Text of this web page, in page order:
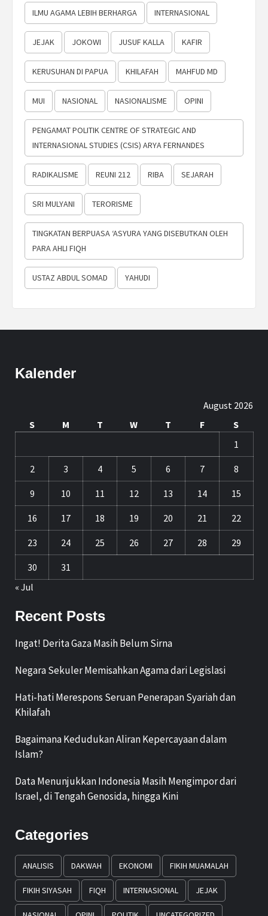
ILMU AGAMA LEBIH BERHARGA INTERNASIONAL
JEJAK JOKOWI JUSUF KALLA KAFIR
KERUSUHAN DI PAPUA KHILAFAH MAHFUD MD
MUI NASIONAL NASIONALISME OPINI
PENGAMAT POLITIK CENTRE OF STRATEGIC AND
INTERNASIONAL STUDIES (CSIS) ARYA FERNANDES
RADIKALISME REUNI 212 RIBA SEJARAH
SRI MULYANI TERORISME
TINGKATAN BERPUASA ‘ASYURA YANG DISEBUTKAN OLEH
PARA AHLI FIQH
USTAZ ABDUL SOMAD YAHUDI
Kalender
August 2026
S
M T W T F
S
1
2 3 4 5 6 7 8
9 10 11 12 13 14 15
16 17 18 19 20 21 22
23 24 25 26 27 28 29
30
31
« Jul
Recent Posts
Ingat! Derita Gaza Masih Belum Sirna
Negara Sekuler Memisahkan Agama dari Legislasi
Hati-hati Merespons Seruan Penerapan Syariah dan
Khilafah
Bagaimana Kedudukan Aliran Kepercayaan dalam
Islam?
Data Menunjukkan Indonesia Masih Mengimpor dari
Israel, di Tengah Genosida, hingga Kini
Categories
ANALISIS DAKWAH EKONOMI FIKIH MUAMALAH
FIKIH SIYASAH FIQH INTERNASIONAL JEJAK